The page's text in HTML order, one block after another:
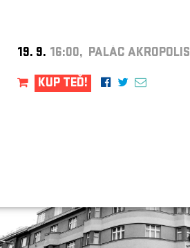
19. 9. 16:00, PALÁC AKROPOLIS
KUP TEĎ!